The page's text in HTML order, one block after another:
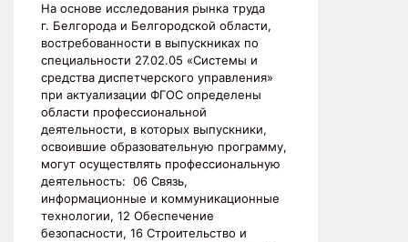
На основе исследования рынка труда
г. Белгорода и Белгородской области,
востребованности в выпускниках по
специальности 27.02.05 «Системы и
средства диспетчерского управления»
при актуализации ФГОС определены
области профессиональной
деятельности, в которых выпускники,
освоившие образовательную программу,
могут осуществлять профессиональную
деятельность: 06 Связь,
информационные и коммуникационные
технологии, 12 Обеспечение
безопасности, 16 Строительство и